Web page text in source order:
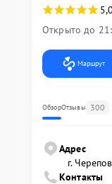
5,0
Открыто до
Маршрут
ОбзорОтзывы 300
Адрес
г.
Контакты